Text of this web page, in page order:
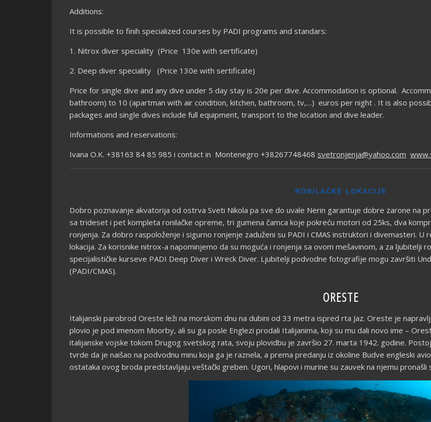
Additions:
It is possible to finih specialized courses by PADI programs and standars:
1. Nitrox diver speciality (Price 130e with sertificate)
2. Deep diver speciality (Price 130e with sertificate)
Price for single dive and any dive under 5 day stay is 20e per dive. Accommodation is optional.
bathroom) to 10 (apartman with air condition, kitchen, bathroom, tv,…) euros per night . It is also
packages and single dives include full equipment, transport to the location and dive leader.
Informations and reservations:
Ivana O.K. +38163 84 85 985 i contact in Montenegro +38267748468 svetronjenja@yahoo.com
RONILAČKE LOKACIJE
Dobro poznavanje akvatorija od ostrva Sveti Nikola pa sve do uvale Nerin garantuje dobre zarone na
sa trideset i pet kompleta ronilačke opreme, tri gumena čamca koje pokreću motori od 25ks, dva
ronjenja. Za dobro raspoloženje i sigurno ronjenje zaduženi su PADI i CMAS instruktori i divemasteri. U
lokacija. Za korisnike nitrox-a napominjemo da su moguća i ronjenja sa ovom mešavinom, a za ljubitelji
specijalističke kurseve PADI Deep Diver i Wreck Diver. Ljubitelji podvodne fotografije mogu završiti
(PADI/CMAS).
ORESTE
Italijanski parobrod Oreste leži na morskom dnu na dubini od 33 metra ispred rta Jaz. Oreste je
plovio je pod imenom Moorby, ali su ga posle Englezi prodali Italijanima, koji su mu dali novo ime –
italijanske vojske tokom Drugog svetskog rata, svoju plovidbu je završio 27. marta 1942. godine.
tvrde da je naišao na podvodnu minu koja ga je raznela, a prema predanju iz okoline Budve engleski
ostataka ovog broda predstavljaju veštački greben. Ugori, hlapovi i murine su zauvek na njemu pronašli